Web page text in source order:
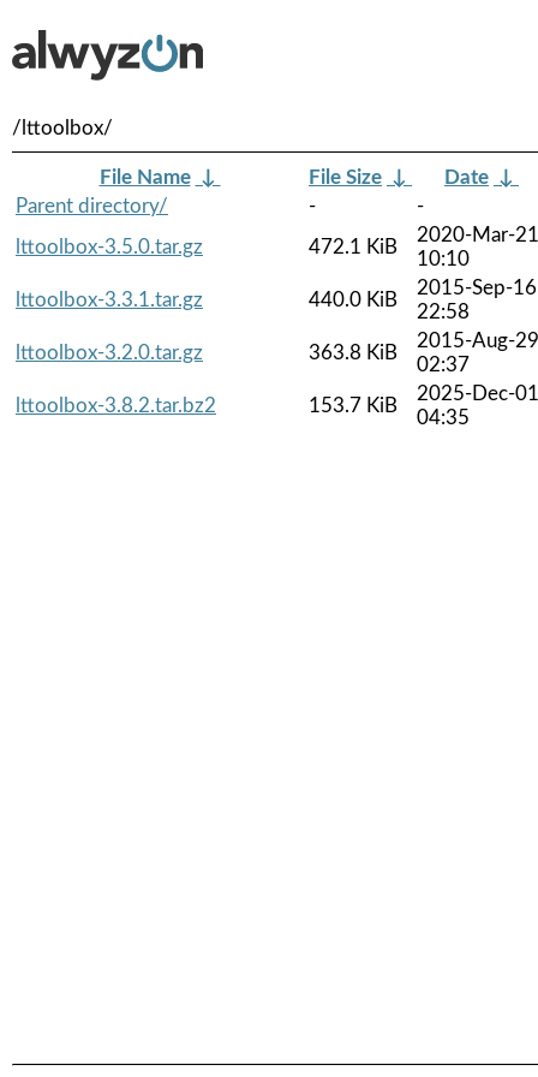
/lttoolbox/
File Name ↓ File Size ↓ Date ↓
Parent directory/
-
-
lttoolbox-3.5.0.tar.gz
472.1 KiB
2020-Mar-21
10:10
lttoolbox-3.3.1.tar.gz
440.0 KiB
2015-Sep-16
22:58
lttoolbox-3.2.0.tar.gz
363.8 KiB
2015-Aug-29
02:37
lttoolbox-3.8.2.tar.bz2
153.7 KiB
2025-Dec-01
04:35